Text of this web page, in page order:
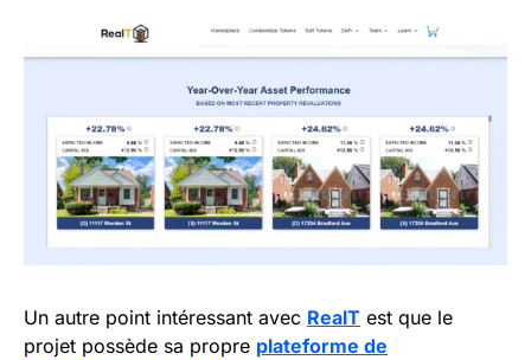
Un autre point intéressant avec RealT est que le
projet possède sa propre plateforme de